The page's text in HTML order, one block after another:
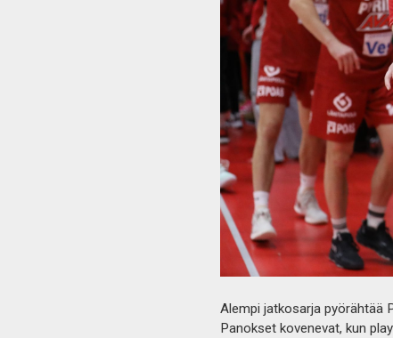
Alempi jatkosarja pyörähtää
Panokset kovenevat, kun